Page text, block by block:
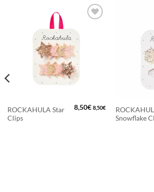
SUOSIKKEIHIN
ROCKAHULA Star
Clips
8,50€ 8,50€
Snowflake